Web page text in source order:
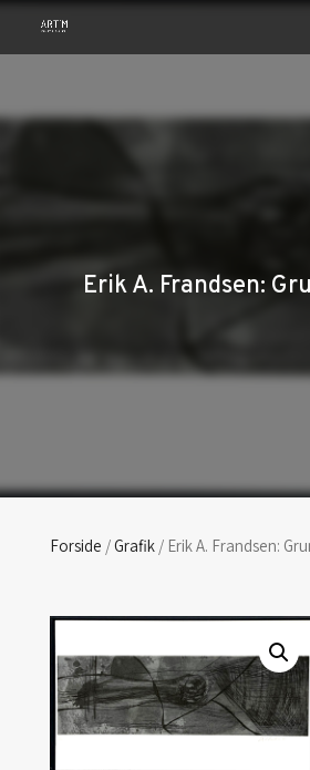
Erik A. Frandsen:
Forside /Grafik/ Erik A. Frandsen: